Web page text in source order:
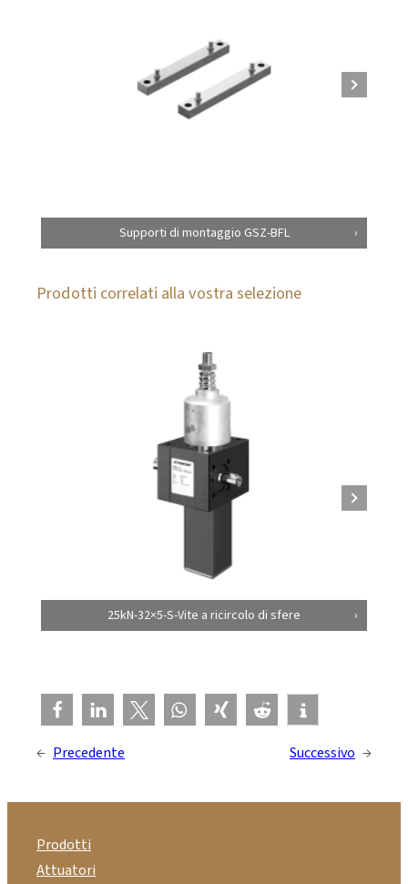
Supporti di montaggio GSZ-BFL
Prodotti correlati alla vostra selezione
25kN-32×5-S-Vite a ricircolo di sfere
← Precedente Successivo →
Prodotti
Attuatori